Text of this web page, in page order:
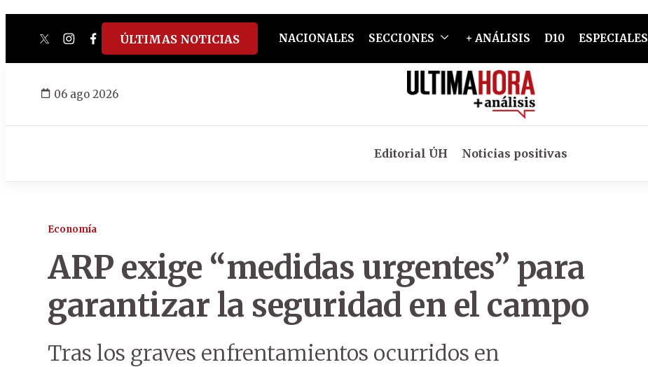
twitterinstagram
facebook
tiktokyoutube
spotify
ÚLTIMAS NOTICIAS NACIONALES SECCIONES + ANÁLISIS D10 ESPECIALES
06 ago 2026
Editorial ÚH Noticias positivas
Economía
ARP exige “medidas urgentes” para
garantizar la seguridad en el campo
Tras los graves enfrentamientos ocurridos en